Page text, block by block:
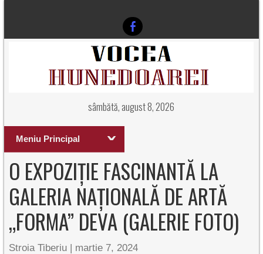
sâmbătă, august 8, 2026
Meniu Principal
O EXPOZIȚIE FASCINANTĂ LA
GALERIA NAȚIONALĂ DE ARTĂ
„FORMA” DEVA (GALERIE FOTO)
Stroia Tiberiu | martie 7, 2024